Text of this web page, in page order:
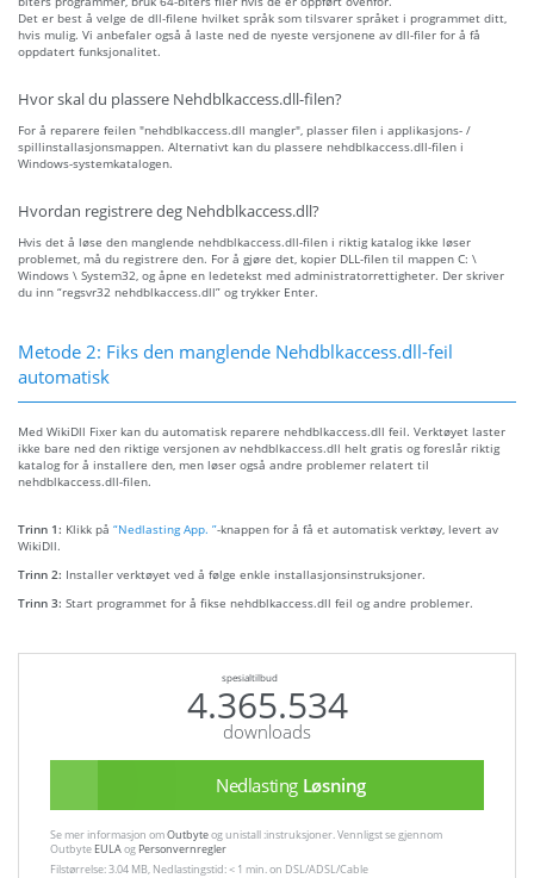
Det er best å velge de dll-filene hvilket språk som tilsvarer språket i programmet ditt,
hvis mulig. Vi anbefaler også å laste ned de nyeste versjonene av dll-filer for å få
oppdatert funksjonalitet.
Hvor skal du plassere Nehdblkaccess.dll-filen?
For å reparere feilen "nehdblkaccess.dll mangler", plasser filen i applikasjons- /
spillinstallasjonsmappen. Alternativt kan du plassere nehdblkaccess.dll-filen i
Windows-systemkatalogen.
Hvordan registrere deg Nehdblkaccess.dll?
Hvis det å løse den manglende nehdblkaccess.dll-filen i riktig katalog ikke løser
problemet, må du registrere den. For å gjøre det, kopier DLL-filen til mappen C: \
Windows \ System32, og åpne en ledetekst med administratorrettigheter. Der skriver
du inn “regsvr32 nehdblkaccess.dll” og trykker Enter.
Metode 2: Fiks den manglende Nehdblkaccess.dll-feil
automatisk
Med WikiDll Fixer kan du automatisk reparere nehdblkaccess.dll feil. Verktøyet laster
ikke bare ned den riktige versjonen av nehdblkaccess.dll helt gratis og foreslår riktig
katalog for å installere den, men løser også andre problemer relatert til
nehdblkaccess.dll-filen.
Trinn 1: Klikk på “Nedlasting App. ”-knappen for å få et automatisk verktøy, levert av
WikiDll.
Trinn 2: Installer verktøyet ved å følge enkle installasjonsinstruksjoner.
Trinn 3: Start programmet for å fikse nehdblkaccess.dll feil og andre problemer.
spesialtilbud
4.365.534
downloads
Nedlasting Løsning
Se mer informasjon omOutbyteog unistall :instruksjoner. Vennligst se gjennom
Outbyte EULAog Personvernregler
Filstørrelse: 3.04 MB, Nedlastingstid: < 1 min. on DSL/ADSL/Cable